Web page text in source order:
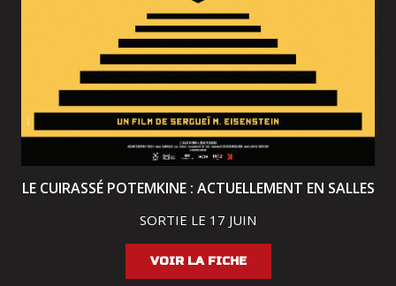
LE CUIRASSÉ POTEMKINE : ACTUELLEMENT EN SALLES
SORTIE LE 17 JUIN
VOIR LA FICHE